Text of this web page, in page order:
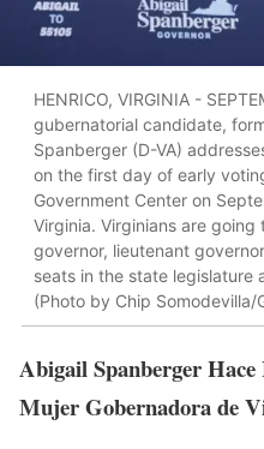
HENRICO, VIRGINIA -
gubernatorial candidate,
Spanberger (D-VA)
on the first day of early
Government Center on
Virginia. Virginians are
governor, lieutenant
seats in the state legislature
(Photo by Chip Somodevilla/
Abigail Spanberger
Mujer Gobernadora de